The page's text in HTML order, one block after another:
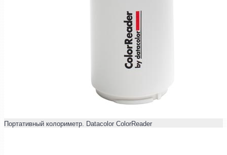
Портативный колориметр. Datacolor ColorReader